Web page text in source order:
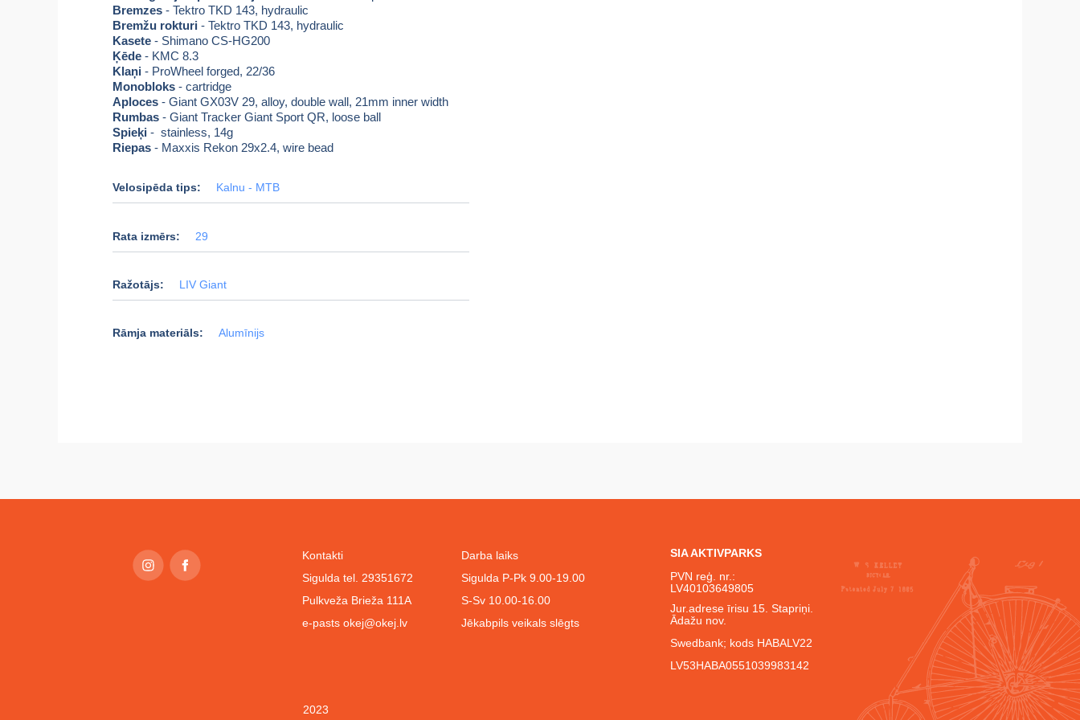
Bremzes - Tektro TKD 143, hydraulic
Bremžu rokturi - Tektro TKD 143, hydraulic
Kasete - Shimano CS-HG200
Ķēde - KMC 8.3
Klaņi - ProWheel forged, 22/36
Monobloks - cartridge
Aploces - Giant GX03V 29, alloy, double wall, 21mm inner width
Rumbas - Giant Tracker Giant Sport QR, loose ball
Spieķi - stainless, 14g
Riepas - Maxxis Rekon 29x2.4, wire bead
Velosipēda tips: Kalnu - MTB
Rata izmērs: 29
Ražotājs: LIV Giant
Rāmja materiāls: Alumīnijs
Kontakti
Sigulda tel. 29351672
Pulkveža Brieža 111A
e-pasts okej@okej.lv
Darba laiks
Sigulda P-Pk 9.00-19.00
S-Sv 10.00-16.00
Jēkabpils veikals slēgts
SIA AKTIVPARKS
PVN reģ. nr.:
LV40103649805
Jur.adrese īrisu 15. Stapriņi.
Ādažu nov.
Swedbank; kods HABALV22
LV53HABA0551039983142
2023